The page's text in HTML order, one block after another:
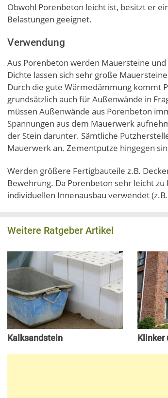
Obwohl Porenbeton leicht ist, besitzt er
Belastungen geeignet.
Verwendung
Aus Porenbeton werden Mauersteine
Dichte lassen sich sehr große
Durch die gute Wärmedämmung kommt
grundsätzlich auch für Außenwände in
müssen Außenwände aus Porenbeton
Spannungen aus dem Mauerwerk
der Stein darunter. Sämtliche
Mauerwerk an. Zementputze hingegen
Werden größere Fertigbauteile z.B.
Bewehrung. Da Porenbeton sehr leicht
individuellen Innenausbau verwendet
Weitere Ratgeber Artikel
Kalksandstein Klinker